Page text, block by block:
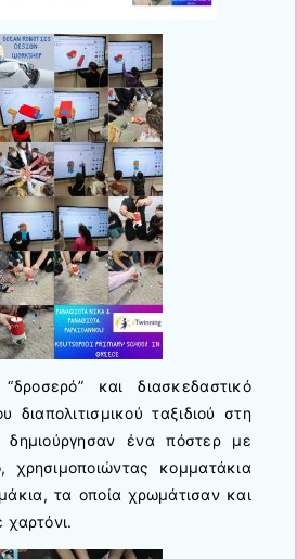
και διασκεδαστικό
διαπολιτισμικού ταξιδιού στη
δημιούργησαν ένα πόστερ με
κομματάκια
τα οποία χρωμάτισαν και